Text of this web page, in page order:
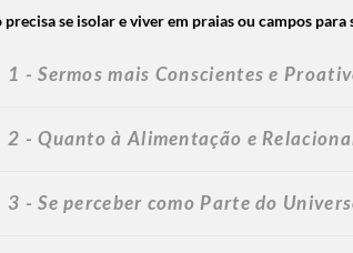
precisa se isolar e viver em praias ou campos para
1 - Sermos mais Conscientes e
2 - Quanto à Alimentação e
3 - Se perceber como Parte do